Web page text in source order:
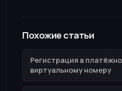
Похожие статьи
Регистрация в
виртуальному номеру